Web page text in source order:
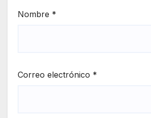
Nombre *
Correo electrónico *